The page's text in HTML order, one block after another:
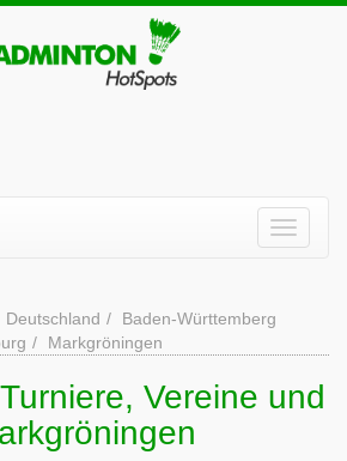
Deutschland
Baden-Württemberg
Markgröningen
Vereine und